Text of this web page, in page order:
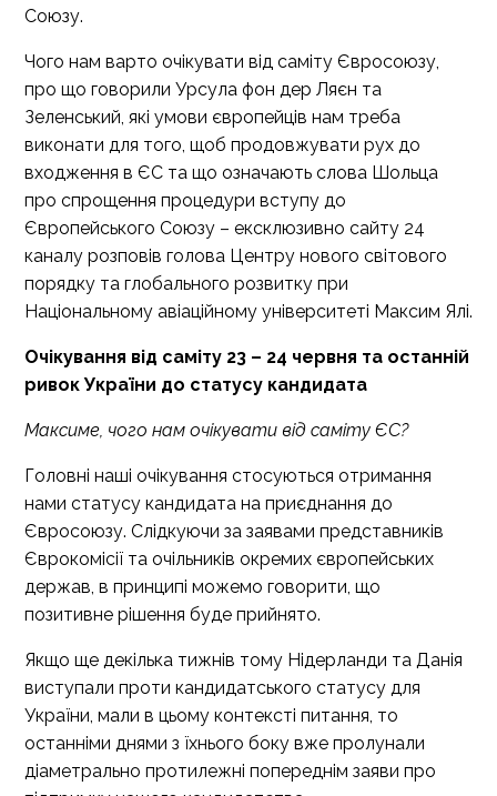
Союзу.
Чого нам варто очікувати від саміту Євросоюзу,
про що говорили Урсула фон дер Ляєн та
Зеленський, які умови європейців нам треба
виконати для того, щоб продовжувати рух до
входження в ЄС та що означають слова Шольца
про спрощення процедури вступу до
Європейського Союзу – ексклюзивно сайту 24
каналу розповів голова Центру нового світового
порядку та глобального розвитку при
Національному авіаційному університеті Максим Ялі.
Очікування від саміту 23 – 24 червня та останній
ривок України до статусу кандидата
Максиме, чого нам очікувати від саміту ЄС?
Головні наші очікування стосуються отримання
нами статусу кандидата на приєднання до
Євросоюзу. Слідкуючи за заявами представників
Єврокомісії та очільників окремих європейських
держав, в принципі можемо говорити, що
позитивне рішення буде прийнято.
Якщо ще декілька тижнів тому Нідерланди та Данія
виступали проти кандидатського статусу для
України, мали в цьому контексті питання, то
останніми днями з їхнього боку вже пролунали
діаметрально протилежні попереднім заяви про